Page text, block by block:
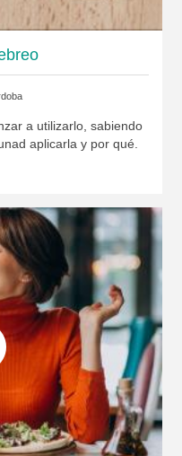
a utilizarlo, sabiendo
aplicarla y por qué.